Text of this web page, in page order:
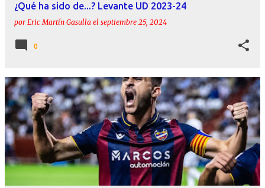
¿Qué ha sido de...? Levante UD 2023-24
por Eric Martín Gasulla el septiembre 25, 2024
0